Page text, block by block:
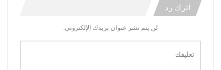
اترك رد
لن يتم نشر عنوان بريدك الإلكتروني.